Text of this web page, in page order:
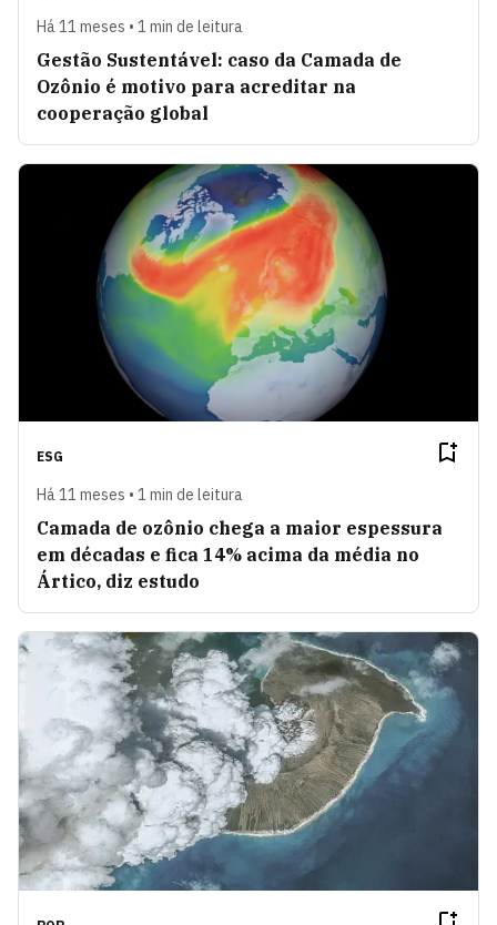
Há 11 meses • 1 min de leitura
Gestão Sustentável: caso da Camada de
Ozônio é motivo para acreditar na
cooperação global
ESG
Há 11 meses • 1 min de leitura
Camada de ozônio chega a maior espessura
em décadas e fica 14% acima da média no
Ártico, diz estudo